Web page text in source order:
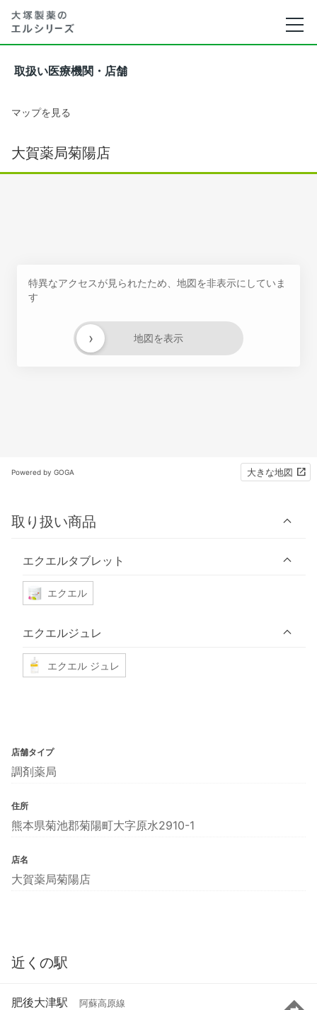
取扱い医療機関・店舗
マップを見る
大賀薬局菊陽店
特異なアクセスが見られたため、地図を非表示にしていま
す
地図を表示
›
Powered by GOGA 大きな地図
取り扱い商品
エクエルタブレット
エクエル
エクエルジュレ
エクエル ジュレ
店舗タイプ
調剤薬局
住所
熊本県菊池郡菊陽町大字原水2910-1
店名
大賀薬局菊陽店
近くの駅
肥後大津駅 阿蘇高原線